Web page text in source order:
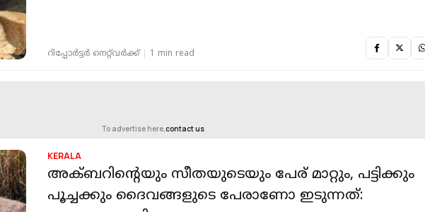
റിപ്പോർട്ടർ നെറ്റ്‌വര്‍ക്ക്‌ 1 min read
To advertise here,contact us
KERALA
അക്ബറിന്റെയും സീതയുടെയും പേര് മാറ്റും, പട്ടിക്കും
പൂച്ചക്കും ദൈവങ്ങളുടെ പേരാണോ ഇടുന്നത്: